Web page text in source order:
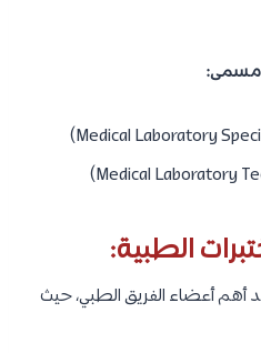
مسمى:
الطبية:
أهم أعضاء الفريق الطبي، حيث